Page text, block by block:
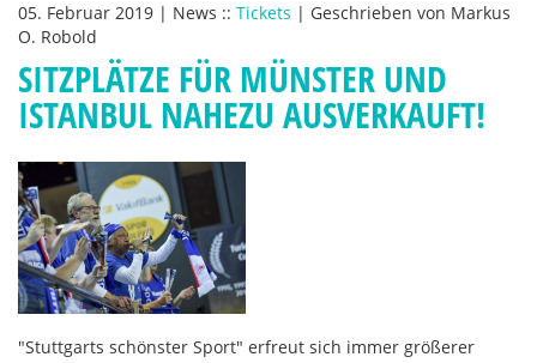
05. Februar 2019 | News :: Tickets | Geschrieben von Markus
O. Robold
SITZPLÄTZE FÜR MÜNSTER UND
ISTANBUL NAHEZU AUSVERKAUFT!
"Stuttgarts schönster Sport" erfreut sich immer größerer